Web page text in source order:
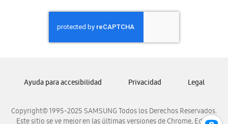
Samsung Honduras
Samsung Nicaragua
Samsung Panamá
Samsung Venezuela
Copyright© 1995-2025 SAMSUNG Todos los Derechos Reservados.
Ayuda para accesibilidad Privacidad Legal